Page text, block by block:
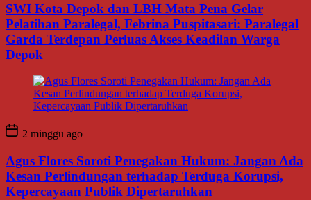
SWI Kota Depok dan LBH Mata Pena Gelar
Pelatihan Paralegal, Febrina Puspitasari: Paralegal
Garda Terdepan Perluas Akses Keadilan Warga
Depok
2 minggu ago
Agus Flores Soroti Penegakan Hukum: Jangan Ada
Kesan Perlindungan terhadap Terduga Korupsi,
Kepercayaan Publik Dipertaruhkan